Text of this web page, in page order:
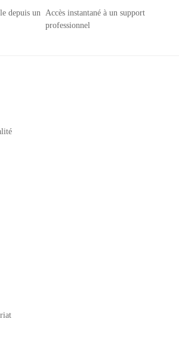
depuis un Accès instantané à un support
professionnel